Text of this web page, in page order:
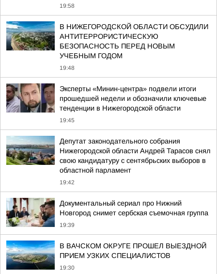
19:58
В НИЖЕГОРОДСКОЙ ОБЛАСТИ ОБСУДИЛИ
АНТИТЕРРОРИСТИЧЕСКУЮ
БЕЗОПАСНОСТЬ ПЕРЕД НОВЫМ
УЧЕБНЫМ ГОДОМ
19:48
Эксперты «Минин-центра» подвели итоги
прошедшей недели и обозначили ключевые
тенденции в Нижегородской области
19:45
Депутат законодательного собрания
Нижегородской области Андрей Тарасов снял
свою кандидатуру с сентябрьских выборов в
областной парламент
19:42
Документальный сериал про Нижний
Новгород снимет сербская съемочная группа
19:39
В ВАЧСКОМ ОКРУГЕ ПРОШЕЛ ВЫЕЗДНОЙ
ПРИЕМ УЗКИХ СПЕЦИАЛИСТОВ
19:30